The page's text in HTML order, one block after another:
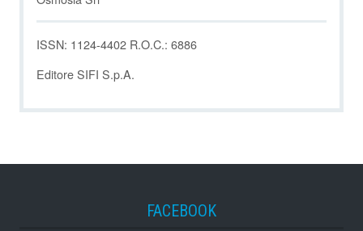
ISSN: 1124-4402 R.O.C.: 6886
Editore SIFI S.p.A.
FACEBOOK